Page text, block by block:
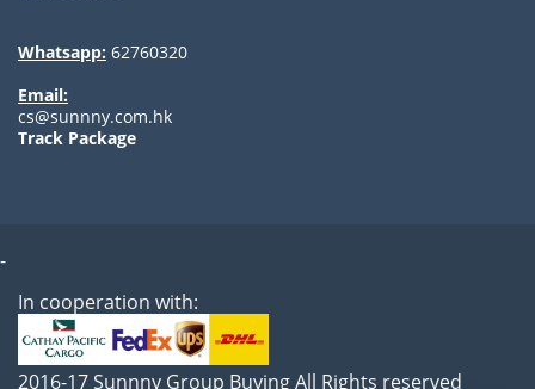
Whatsapp: 62760320
Email:
cs@sunnny.com.hk
Track Package
-
In cooperation with:
2016-17 Sunnny Group Buying All Rights reserved